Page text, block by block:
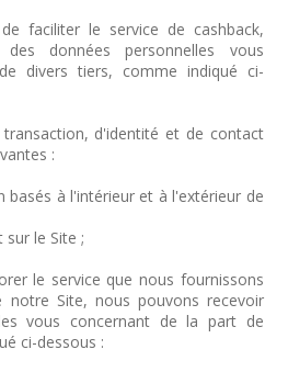
faciliter le service de cashback,
données personnelles vous
divers tiers, comme indiqué ci-
d'identité et de contact
:
basés à l'intérieur et à l'extérieur de
le Site ;
le service que nous fournissons
Site, nous pouvons recevoir
vous concernant de la part de
ci-dessous :